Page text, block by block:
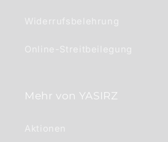
Widerrufsbelehrung
Online-Streitbeilegung
Mehr von YASIRZ
Aktionen